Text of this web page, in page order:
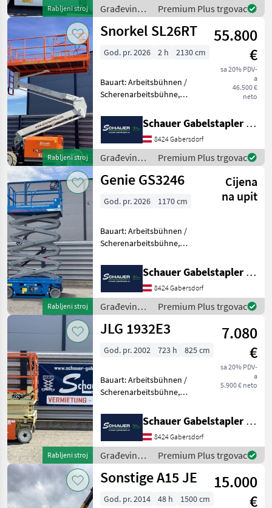
Rabljeni stroj
Vollgummi Einfach 8
Građevinski
strojevi /
JLG
Premium Plus trgovac
Rabljeni stroj
Snorkel SL26RT
55.800
€
sa 20% PDV-
a
46.500 €
neto
God. pr. 2026 2 h 2130 cm
Bauart: Arbeitsbühnen /
Scherenarbeitsbühne,
8000mm, Bauhöhe:
2600mm, Batterie: Starter
12V , Sonderausstattung: CE
Zertifikat, Edelstahl
Schauer Gabelstapler GmbH
8424 Gabersdorf
Građevinski
strojevi /
Snorkel
Premium Plus trgovac
Rabljeni stroj
Genie GS3246
Cijena
na upit
God. pr. 2026 1170 cm
Bauart: Arbeitsbühnen /
Scherenarbeitsbühne,
9600mm, Bauhöhe:
2530mm, Batterie: Trojan 6V
228Ah Zustand: Neu,
Bereifung vorne: Vollgummi
E
Schauer Gabelstapler GmbH
8424 Gabersdorf
Građevinski
strojevi /
Genie
Premium Plus trgovac
Rabljeni stroj
JLG 1932E3
7.080
€
sa 20% PDV-
a
5.900 € neto
God. pr. 2002 723 h 825 cm
Bauart: Arbeitsbühnen /
Scherenarbeitsbühne,
5800mm, Bauhöhe:
2135mm, Batterie: Trojan
PzS 24V Zustand: Neu,
Bereifung vorne: Bandagen
Ein
Schauer Gabelstapler GmbH
8424 Gabersdorf
Građevinski
strojevi /
JLG
Premium Plus trgovac
Sonstige A15 JE
15.000
€
God. pr. 2014 48 h 1500 cm